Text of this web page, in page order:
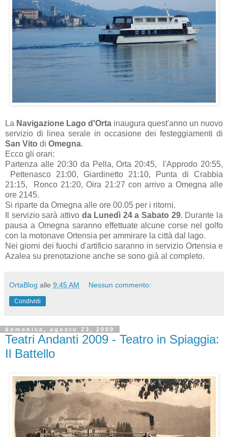
La Navigazione Lago d'Orta inaugura quest'anno un nuovo
servizio di linea serale in occasione dei festeggiamenti di
San Vito di Omegna.
Ecco gli orari:
Partenza alle 20:30 da Pella, Orta 20:45, l'Approdo 20:55,
Pettenasco 21:00, Giardinetto 21:10, Punta di Crabbia
21:15, Ronco 21:20, Oira 21:27 con arrivo a Omegna alle
ore 2145.
Si riparte da Omegna alle ore 00.05 per i ritorni.
Il servizio sarà attivo da Lunedì 24 a Sabato 29. Durante la
pausa a Omegna saranno effettuate alcune corse nel golfo
con la motonave Ortensia per ammirare la città dal lago.
Nei giorni dei fuochi d'artificio saranno in servizio Ortensia e
Azalea su prenotazione anche se sono già al completo.
OrtaBlog alle 9:45 AM Nessun commento:
Condividi
domenica, agosto 23, 2009
Teatri Andanti 2009 - Teatro in Spiaggia:
Il Battello